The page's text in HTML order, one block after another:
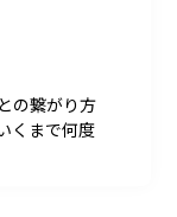
の繋がり方
くまで何度